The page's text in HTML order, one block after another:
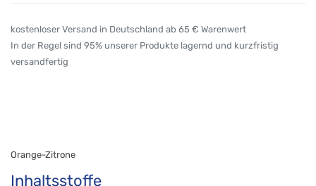
kostenloser Versand in Deutschland ab 65 € Warenwert
In der Regel sind 95% unserer Produkte lagernd und kurzfristig
versandfertig
Orange-Zitrone
Inhaltsstoffe